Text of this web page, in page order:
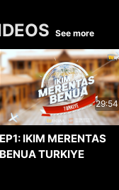
See more
29:54
EP1: IKIM MERENTAS
BENUA TURKIYE